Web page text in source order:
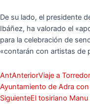
De su lado, el presidente
Ibáñez, ha valorado el
para la celebración de
«contarán con artistas de
AntAnteriorViaje a
Ayuntamiento de Adra
SiguienteEl tosiriano